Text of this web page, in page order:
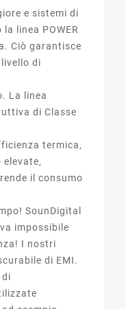
e sistemi di
linea POWER
Ciò garantisce
di
La linea
di Classe
termica,
il consumo
SounDigital
impossibile
I nostri
di EMI.
di